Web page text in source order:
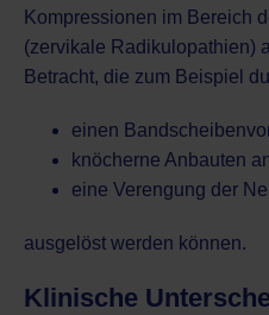
Kompressionen im Bereich
(zervikale Radikulopathien)
Betracht, die zum Beispiel
einen
knöcherne Anbauten
eine Verengung der
ausgelöst werden können.
Klinische